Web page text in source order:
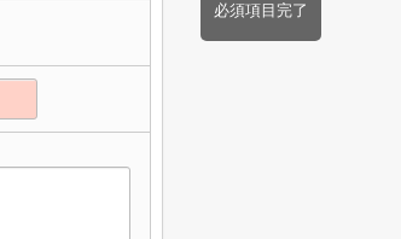
必須項目完了